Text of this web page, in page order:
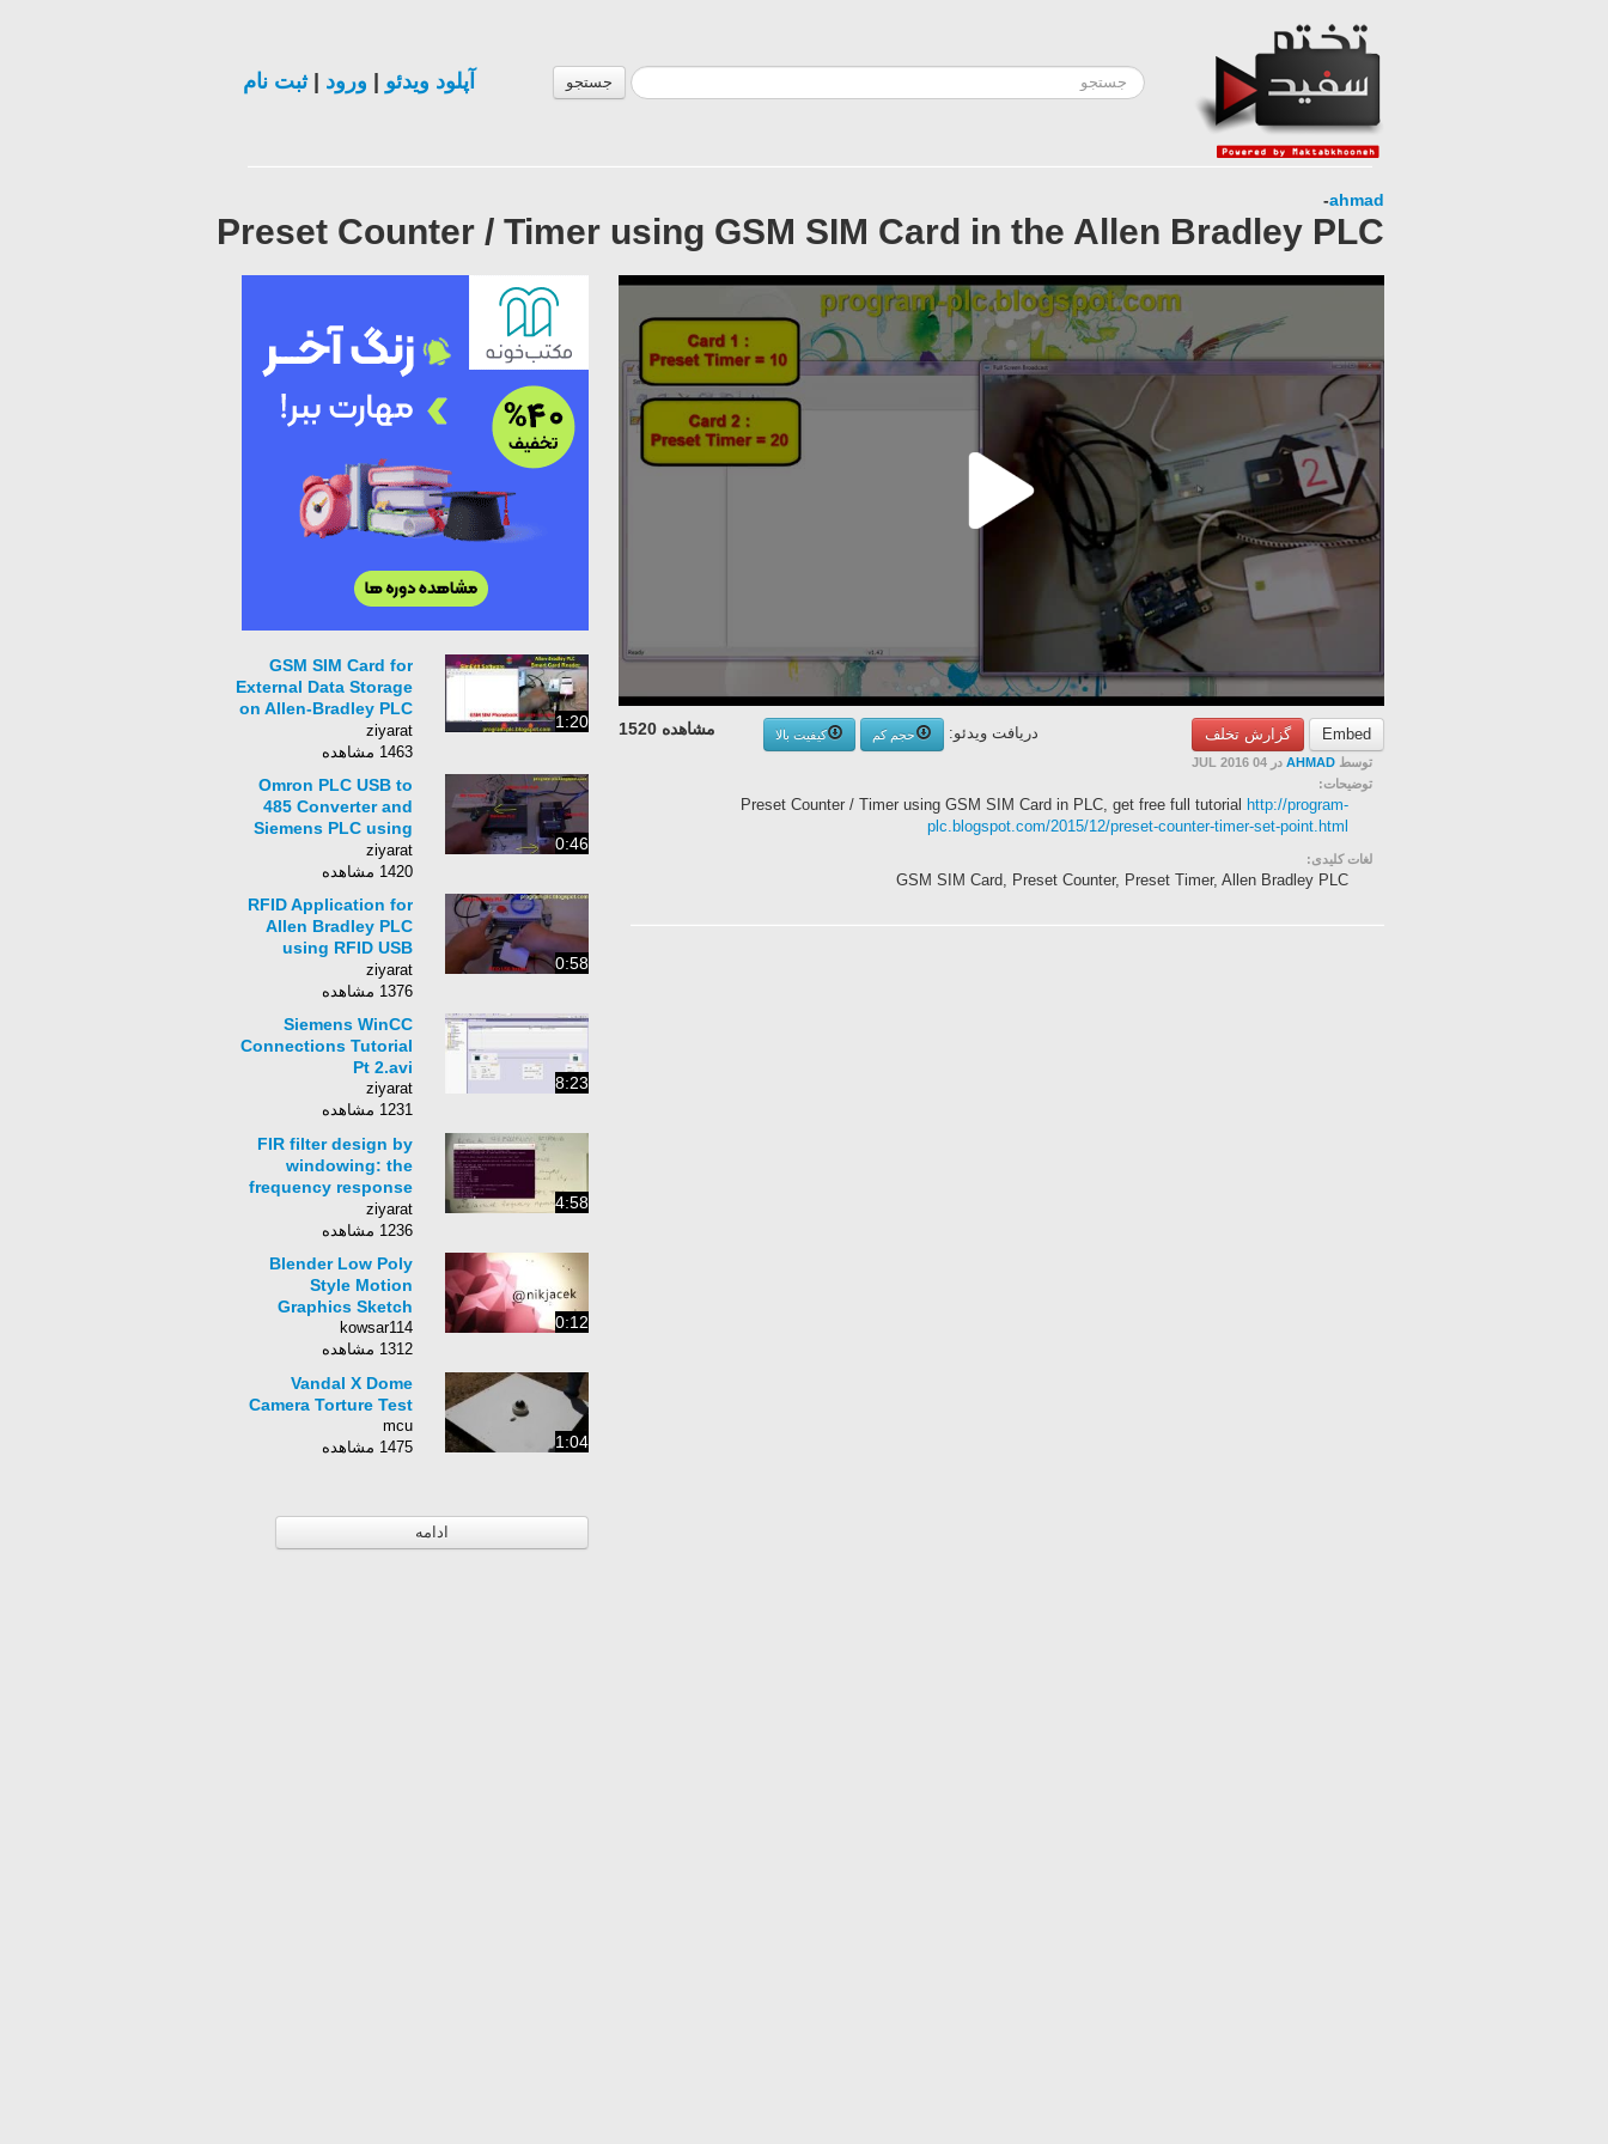
جستجو آپلود ویدئو ورود |ثبت نام
ahmad
-
Preset Counter / Timer using GSM SIM Card in the Allen Bradley PLC
Embed گزارش تخلف مشاهده 1520 دریافت ویدئو: حجم کم
کیفیت بالا
توسط AHMAD در 04 JUL 2016
توضیحات:
Preset Counter / Timer using GSM SIM Card in PLC, get free full tutorial http://program-
plc.blogspot.com/2015/12/preset-counter-timer-set-point.html
لغات کلیدی:
GSM SIM Card, Preset Counter, Preset Timer, Allen Bradley PLC
1:20
GSM SIM Card for
External Data Storage
on Allen-Bradley PLC
using Arduino and
USB Smart Card
ziyarat
1463 مشاهده
0:46
Omron PLC USB to
485 Converter and
Siemens PLC using
Arduino
ziyarat
1420 مشاهده
0:58
RFID Application for
Allen Bradley PLC
using RFID USB
Reader, Arduino and
USB Host
ziyarat
1376 مشاهده
8:23
Siemens WinCC
Connections Tutorial
Pt 2.avi
ziyarat
1231 مشاهده
4:58
FIR filter design by
windowing: the
frequency response
of an FIR filter (0005)
ziyarat
1236 مشاهده
0:12
Blender Low Poly
Style Motion
Graphics Sketch
kowsar114
1312 مشاهده
1:04
Vandal X Dome
Camera Torture Test
mcu
1475 مشاهده
ادامه